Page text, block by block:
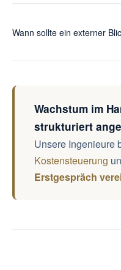
Projektpipeline und
Wann sollte ein externer
werden, die Bank
für Nachfolge, Verkauf
vorbereitet werden soll.
Wachstum im
strukturiert
Unsere Ingenieure
Kostensteuerung
Erstgespräch